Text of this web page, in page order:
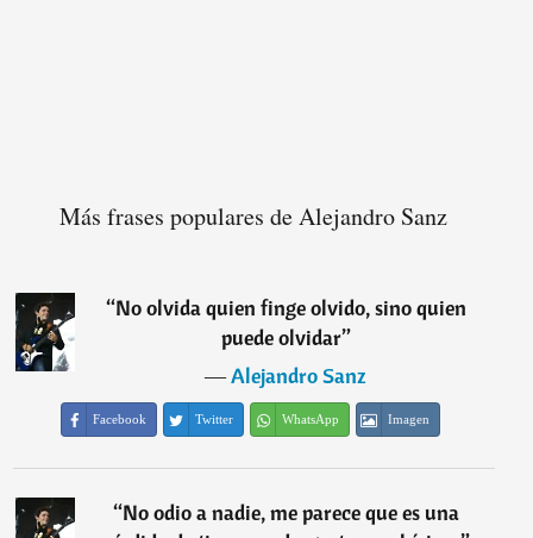
Más frases populares de Alejandro Sanz
“No olvida quien finge olvido, sino quien
puede olvidar”
―Alejandro Sanz
Facebook Twitter WhatsApp Imagen
“No odio a nadie, me parece que es una